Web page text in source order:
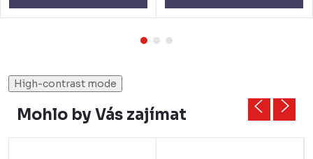
High-contrast mode
Mohlo by Vás zajímat